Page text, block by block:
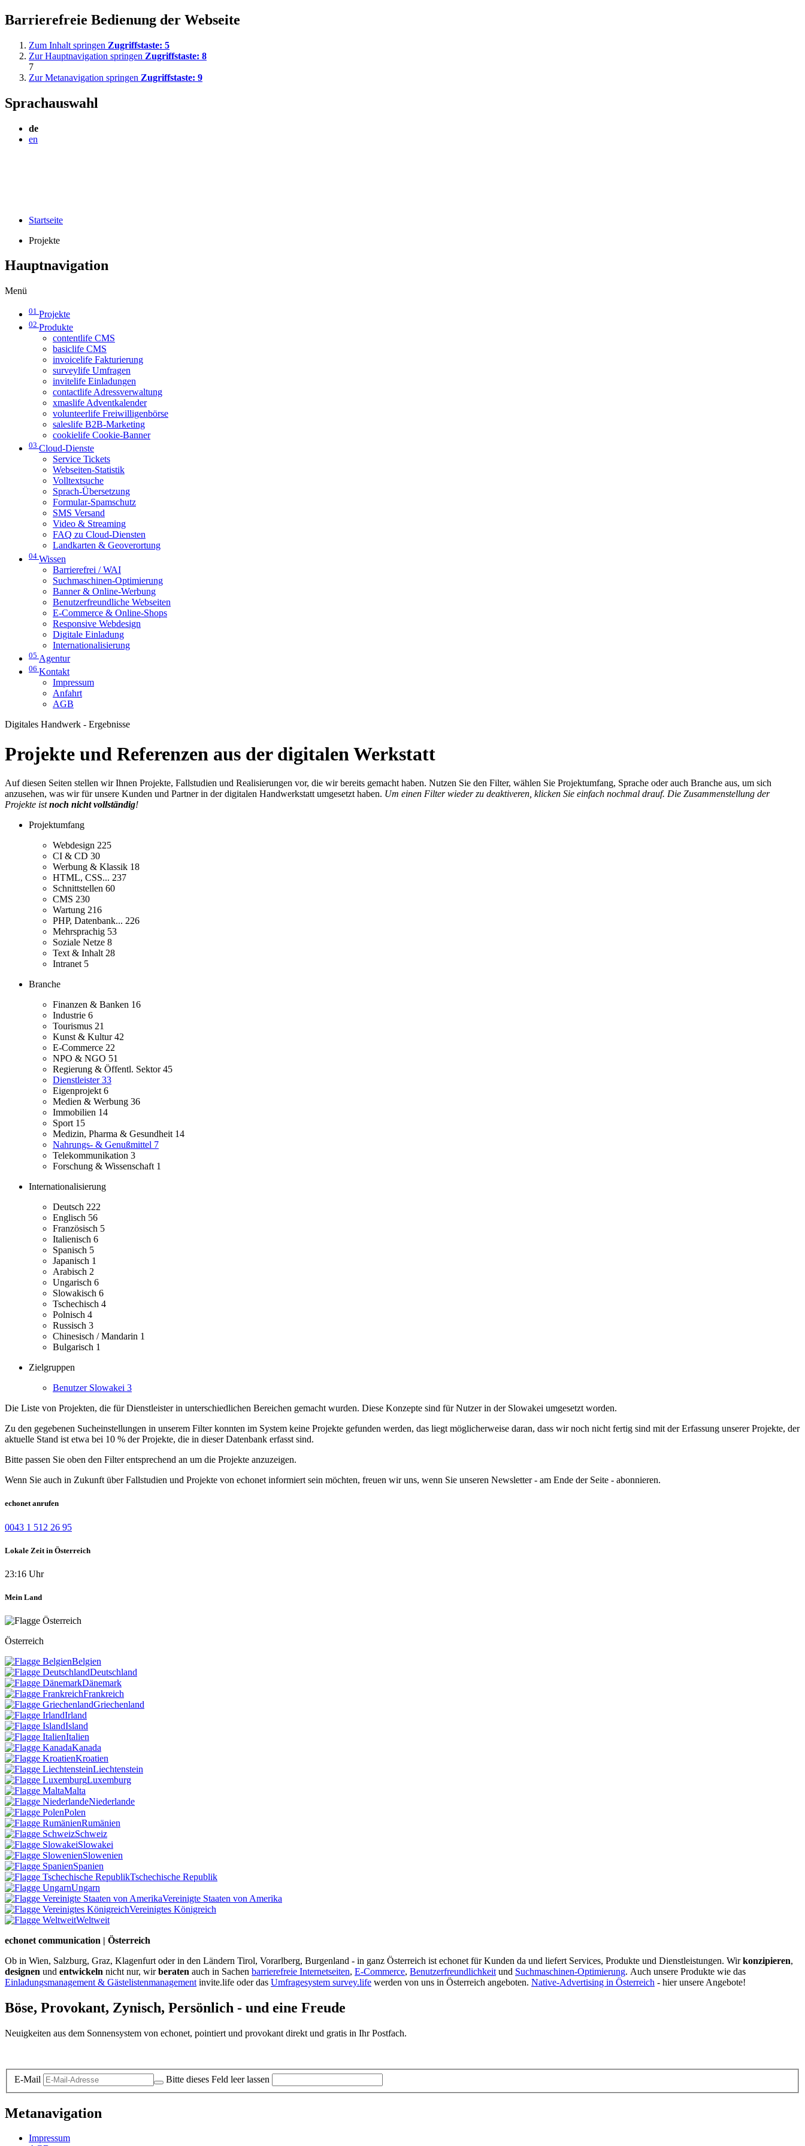
Barrierefreie Bedienung der Webseite
Zum Inhalt springen Zugriffstaste: 5
Zur Hauptnavigation springen Zugriffstaste: 8
7
Zur Metanavigation springen Zugriffstaste: 9
Sprachauswahl
de
en
Startseite
Projekte
Hauptnavigation
Menü
01 Projekte
02 Produkte
contentlife CMS
basiclife CMS
invoicelife Fakturierung
surveylife Umfragen
invitelife Einladungen
contactlife Adressverwaltung
xmaslife Adventkalender
volunteerlife Freiwilligenbörse
saleslife B2B-Marketing
cookielife Cookie-Banner
03 Cloud-Dienste
Service Tickets
Webseiten-Statistik
Volltextsuche
Sprach-Übersetzung
Formular-Spamschutz
SMS Versand
Video & Streaming
FAQ zu Cloud-Diensten
Landkarten & Geoverortung
04 Wissen
Barrierefrei / WAI
Suchmaschinen-Optimierung
Banner & Online-Werbung
Benutzerfreundliche Webseiten
E-Commerce & Online-Shops
Responsive Webdesign
Digitale Einladung
Internationalisierung
05 Agentur
06 Kontakt
Impressum
Anfahrt
AGB
Digitales Handwerk - Ergebnisse
Projekte und Referenzen aus der digitalen Werkstatt
Auf diesen Seiten stellen wir Ihnen Projekte, Fallstudien und Realisierungen vor, die wir bereits gemacht haben. Nutzen Sie den Filter, wählen Sie Projektumfang, Sprache oder auch Branche aus, um sich
anzusehen, was wir für unsere Kunden und Partner in der digitalen Handwerkstatt umgesetzt haben. Um einen Filter wieder zu deaktiveren, klicken Sie einfach nochmal drauf. Die Zusammenstellung der
Projekte istnoch nicht vollständig!
Projektumfang
Webdesign 225
CI & CD 30
Werbung & Klassik 18
HTML, CSS... 237
Schnittstellen 60
CMS 230
Wartung 216
PHP, Datenbank... 226
Mehrsprachig 53
Soziale Netze 8
Text & Inhalt 28
Intranet 5
Branche
Finanzen & Banken 16
Industrie 6
Tourismus 21
Kunst & Kultur42
E-Commerce 22
NPO & NGO 51
Regierung & Öffentl. Sektor45
Dienstleister33
Eigenprojekt 6
Medien & Werbung 36
Immobilien 14
Sport 15
Medizin, Pharma & Gesundheit 14
Nahrungs- & Genußmittel 7
Telekommunikation 3
Forschung & Wissenschaft 1
Internationalisierung
Deutsch 222
Englisch 56
Französisch 5
Italienisch 6
Spanisch 5
Japanisch 1
Arabisch 2
Ungarisch 6
Slowakisch 6
Tschechisch 4
Polnisch 4
Russisch 3
Chinesisch / Mandarin 1
Bulgarisch 1
Zielgruppen
Benutzer Slowakei 3
Die Liste von Projekten, die für Dienstleister in unterschiedlichen Bereichen gemacht wurden. Diese Konzepte sind für Nutzer in der Slowakei umgesetzt worden.
Zu den gegebenen Sucheinstellungen in unserem Filter konnten im System keine Projekte gefunden werden, das liegt möglicherweise daran, dass wir noch nicht fertig sind mit der Erfassung unserer Projekte, der
aktuelle Stand ist etwa bei 10 % der Projekte, die in dieser Datenbank erfasst sind.
Bitte passen Sie oben den Filter entsprechend an um die Projekte anzuzeigen.
Wenn Sie auch in Zukunft über Fallstudien und Projekte von echonet informiert sein möchten, freuen wir uns, wenn Sie unseren Newsletter - am Ende der Seite - abonnieren.
echonet anrufen
0043 1 512 26 95
Lokale Zeit in Österreich
23:16 Uhr
Mein Land
Österreich
Belgien
Deutschland
Dänemark
Frankreich
Griechenland
Irland
Island
Italien
Kanada
Kroatien
Liechtenstein
Luxemburg
Malta
Niederlande
Polen
Rumänien
Schweiz
Slowakei
Slowenien
Spanien
Tschechische Republik
Ungarn
Vereinigte Staaten von Amerika
Vereinigtes Königreich
Weltweit
echonet communication | Österreich
Ob in Wien, Salzburg, Graz, Klagenfurt oder in den Ländern Tirol, Vorarlberg, Burgenland - in ganz Österreich ist echonet für Kunden da und liefert Services, Produkte und Dienstleistungen. Wirkonzipieren,
designen und entwickeln nicht nur, wirberaten auch in Sachen barrierefreie Internetseiten, E-Commerce, Benutzerfreundlichkeit und Suchmaschinen-Optimierung. Auch unsere Produkte wie das
Einladungsmanagement & Gästelistenmanagement invite.life oder das Umfragesystem survey.life werden von uns in Österreich angeboten. Native-Advertising in Österreich - hier unsere Angebote!
Böse, Provokant, Zynisch, Persönlich - und eine Freude
Neuigkeiten aus dem Sonnensystem von echonet, pointiert und provokant direkt und gratis in Ihr Postfach.
E-Mail Bitte dieses Feld leer lassen
Metanavigation
Impressum